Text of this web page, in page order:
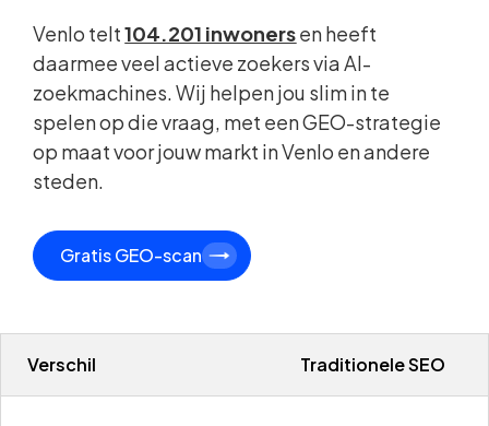
Verschil Traditionele SEO
Venlo telt104.201 inwonersen heeft
daarmee veel actieve zoekers via AI-
zoekmachines. Wij helpen jou slim in te
spelen op die vraag, met een GEO-strategie
op maat voor jouw markt in Venlo en andere
steden.
Gratis GEO-scan